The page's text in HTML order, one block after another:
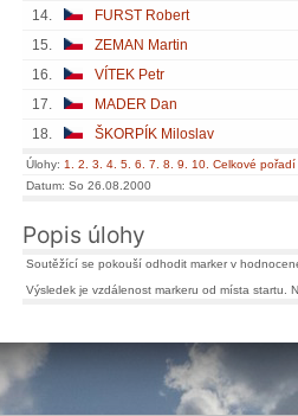
14.
FURST Robert
15.
ZEMAN Martin
16.
VÍTEK Petr
17.
MADER Dan
18.
ŠKORPÍK Miloslav
Úlohy: 1. 2. 3. 4. 5. 6. 7. 8. 9. 10. Celkové pořadí
Datum: So 26.08.2000
Popis úlohy
Soutěžící se pokouší odhodit marker v
Výsledek je vzdálenost markeru od místa startu.